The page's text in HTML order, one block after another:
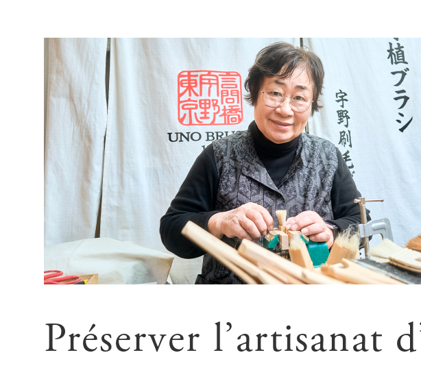
Préserver l’artisanat